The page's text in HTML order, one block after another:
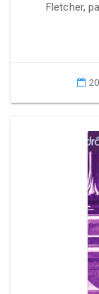
Fletcher,